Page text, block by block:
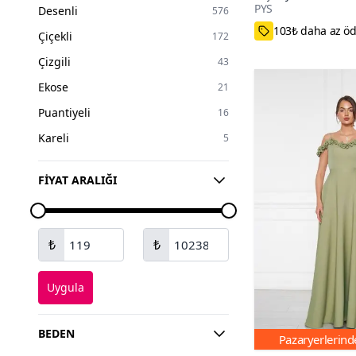
Peluş
Desenli 576
Çiçekli 172
Çizgili 43
Ekose 21
Puantiyeli 16
Kareli 5
FIYAT ARALIĞI
₺ ₺
Uygula
BEDEN
PYS
44-46,52-54,42